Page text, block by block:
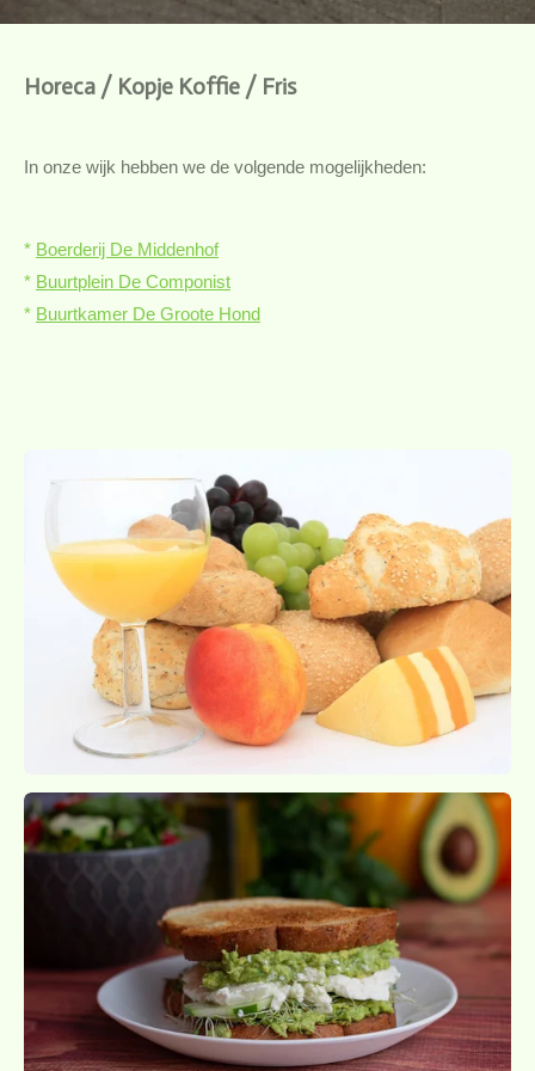
Horeca / Kopje Koffie / Fris
In onze wijk hebben we de volgende mogelijkheden:
* Boerderij De Middenhof
* Buurtplein De Componist
* Buurtkamer De Groote Hond